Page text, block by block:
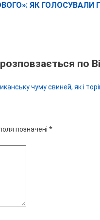
ЯК ГОЛОСУВАЛИ
по
чуму свиней, як і
позначені *